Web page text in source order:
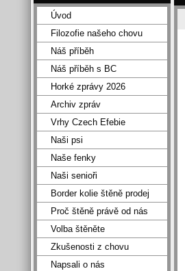
Úvod
Filozofie našeho chovu
Náš příběh
Náš příběh s BC
Horké zprávy 2026
Archiv zpráv
Vrhy Czech Efebie
Naši psi
Naše fenky
Naši senioři
Border kolie štěně prodej
Proč štěně právě od nás
Volba štěněte
Zkušenosti z chovu
Napsali o nás